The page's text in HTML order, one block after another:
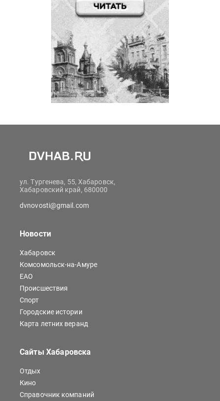
ул. Тургенева, 55, Хабаровск,
Хабаровский край, 680000
dvnovosti@gmail.com
Новости
Хабаровск
Комсомольск-на-Амуре
ЕАО
Происшествия
Спорт
Городские истории
Карта летних веранд
Сайты Хабаровска
Отдых
Кино
Справочник компаний